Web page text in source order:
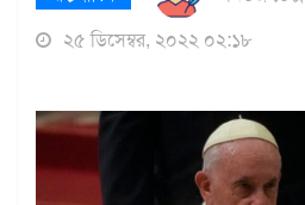
২৫ ডিসেম্বর, ২০২২ ০২:১৮